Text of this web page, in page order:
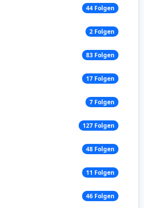
44 Folgen
2 Folgen
83 Folgen
17 Folgen
7 Folgen
127 Folgen
48 Folgen
11 Folgen
46 Folgen